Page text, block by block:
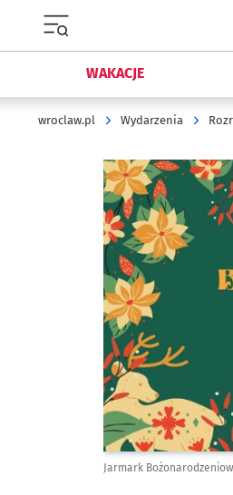
WAKACJE
wroclaw.pl Wydarzenia
Kliknij, aby
Jarmark